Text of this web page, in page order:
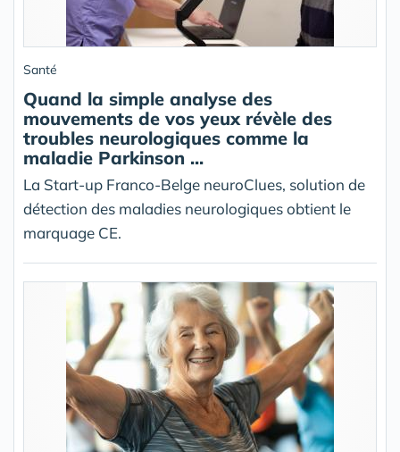
Santé
Quand la simple analyse des
mouvements de vos yeux révèle des
troubles neurologiques comme la
maladie Parkinson ...
La Start-up Franco-Belge neuroClues, solution de
détection des maladies neurologiques obtient le
marquage CE.